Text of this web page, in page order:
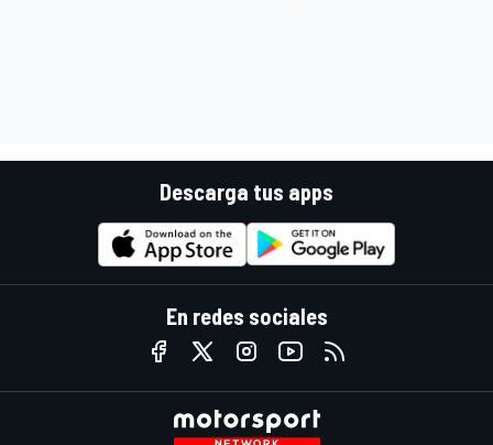
Descarga tus apps
En redes sociales